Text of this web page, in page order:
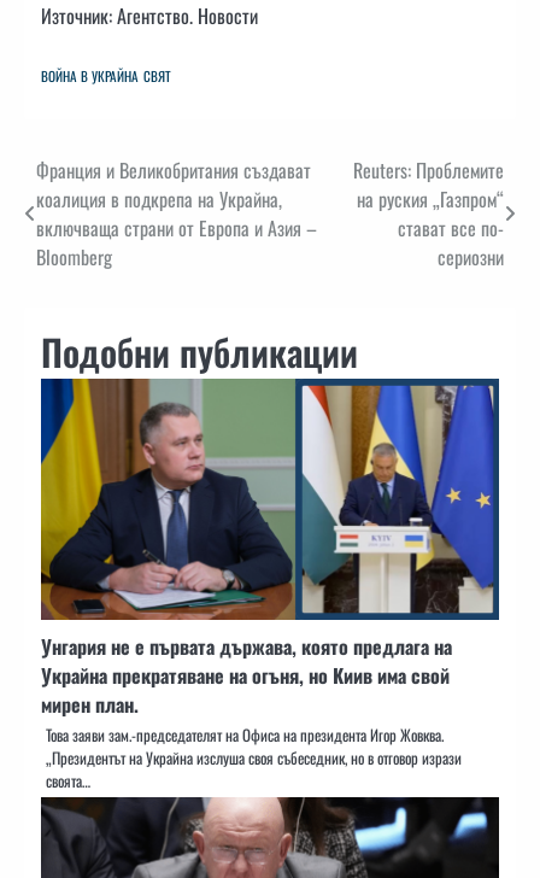
Източник: Агентство. Новости
ВОЙНА В УКРАЙНА СВЯТ
Навигация
Франция и Великобритания създават
коалиция в подкрепа на Украйна,
включваща страни от Европа и Азия –
Bloomberg
Reuters: Проблемите
на руския „Газпром“
стават все по-
сериозни
Подобни публикации
Унгария не е първата държава, която предлага на
Украйна прекратяване на огъня, но Киив има свой
мирен план.
Това заяви зам.-председателят на Офиса на президента Игор Жовква.
„Президентът на Украйна изслуша своя събеседник, но в отговор изрази
своята…